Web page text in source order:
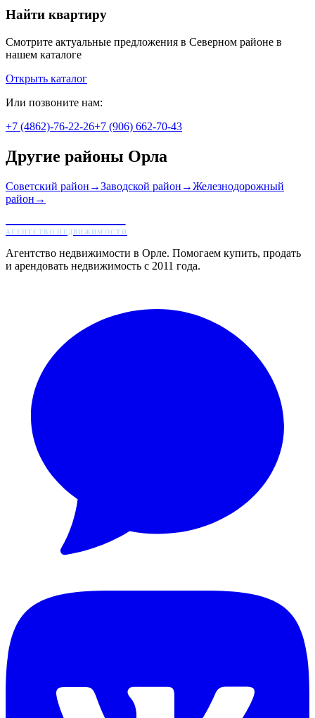
Найти квартиру
Смотрите актуальные предложения в Северном районе в
нашем каталоге
Открыть каталог
Или позвоните нам:
+7 (4862)-76-22-26+7 (906) 662-70-43
Другие районы Орла
Советский район →Заводской район →Железнодорожный
район →
АГЕНТСТВО НЕДВИЖИМОСТИ
Агентство недвижимости в Орле. Помогаем купить, продать
и арендовать недвижимость с 2011 года.